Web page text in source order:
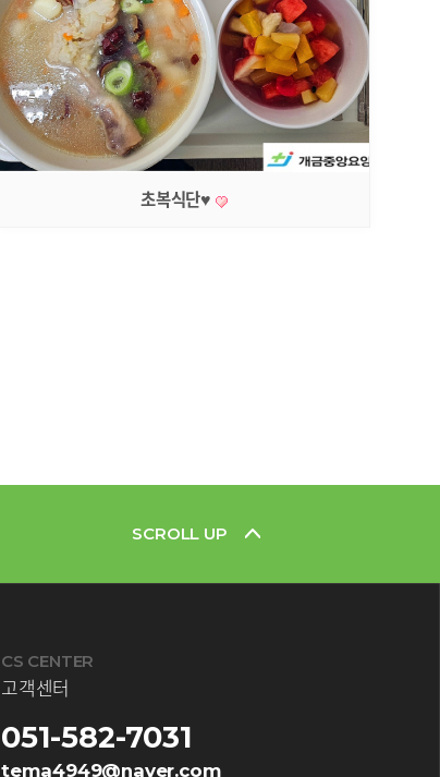
초복식단♥
SCROLL UP
CS CENTER
고객센터
051-582-7031
tema4949@naver.com